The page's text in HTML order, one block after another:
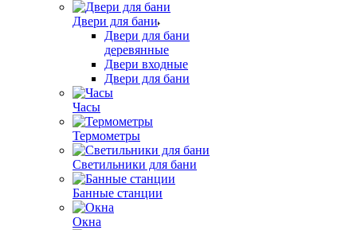
Двери для бани
Двери для бани
деревянные
Двери входные
Двери для бани
Часы
Термометры
Светильники для бани
Банные станции
Окна